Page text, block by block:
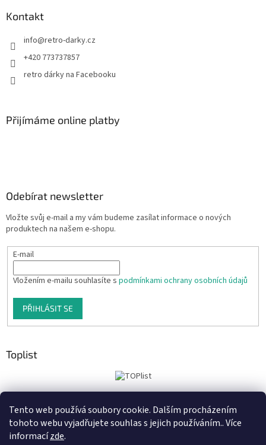
Tento web používá soubory cookie. Dalším procházením
tohoto webu vyjadřujete souhlas s jejich používáním.. Více
informacízde.
Kontakt
info@retro-darky.cz
+420 773737857
retro dárky na Facebooku
Přijímáme online platby
Odebírat newsletter
Vložte svůj e-mail a my vám budeme zasílat informace o nových
produktech na našem e-shopu.
E-mail
Vložením e-mailu souhlasíte s podmínkami ochrany osobních údajů
PŘIHLÁSIT SE
Toplist
Tiskoteka.cz Krowki.cz Cedule-Cedulky.cz